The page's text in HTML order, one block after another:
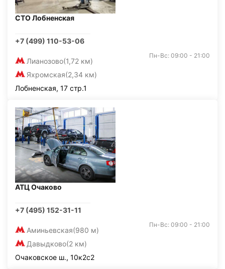
СТО Лобненская
+7 (499) 110-53-06
Лианозово(1,72 км)
Яхромская(2,34 км)
Пн-Вс: 09:00 - 21:00
Лобненская, 17 стр.1
АТЦ Очаково
+7 (495) 152-31-11
Аминьевская(980 м)
Давыдково(2 км)
Пн-Вс: 09:00 - 21:00
Очаковское ш., 10к2с2